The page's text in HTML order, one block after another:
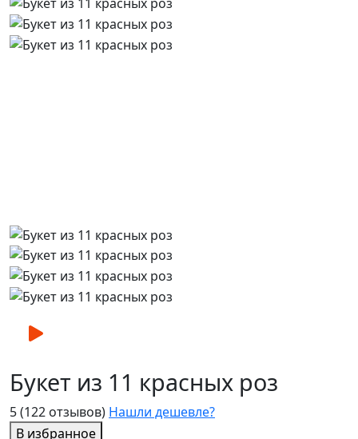
5(122 отзывов) Нашли дешевле?
В избранное
Букет из 11 красных роз